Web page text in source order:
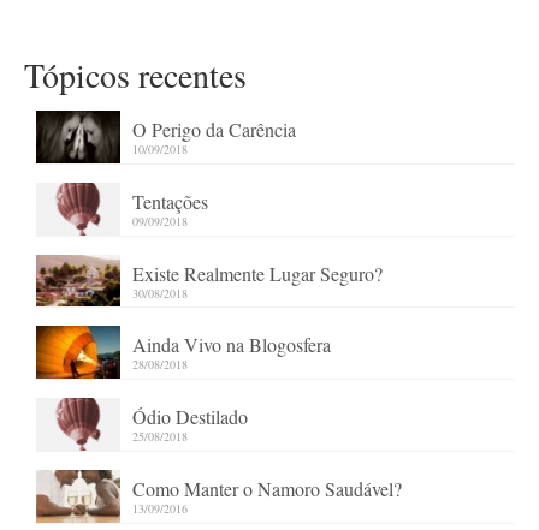
Tópicos recentes
O Perigo da Carência
10/09/2018
Tentações
09/09/2018
Existe Realmente Lugar Seguro?
30/08/2018
Ainda Vivo na Blogosfera
28/08/2018
Ódio Destilado
25/08/2018
Como Manter o Namoro Saudável?
13/09/2016